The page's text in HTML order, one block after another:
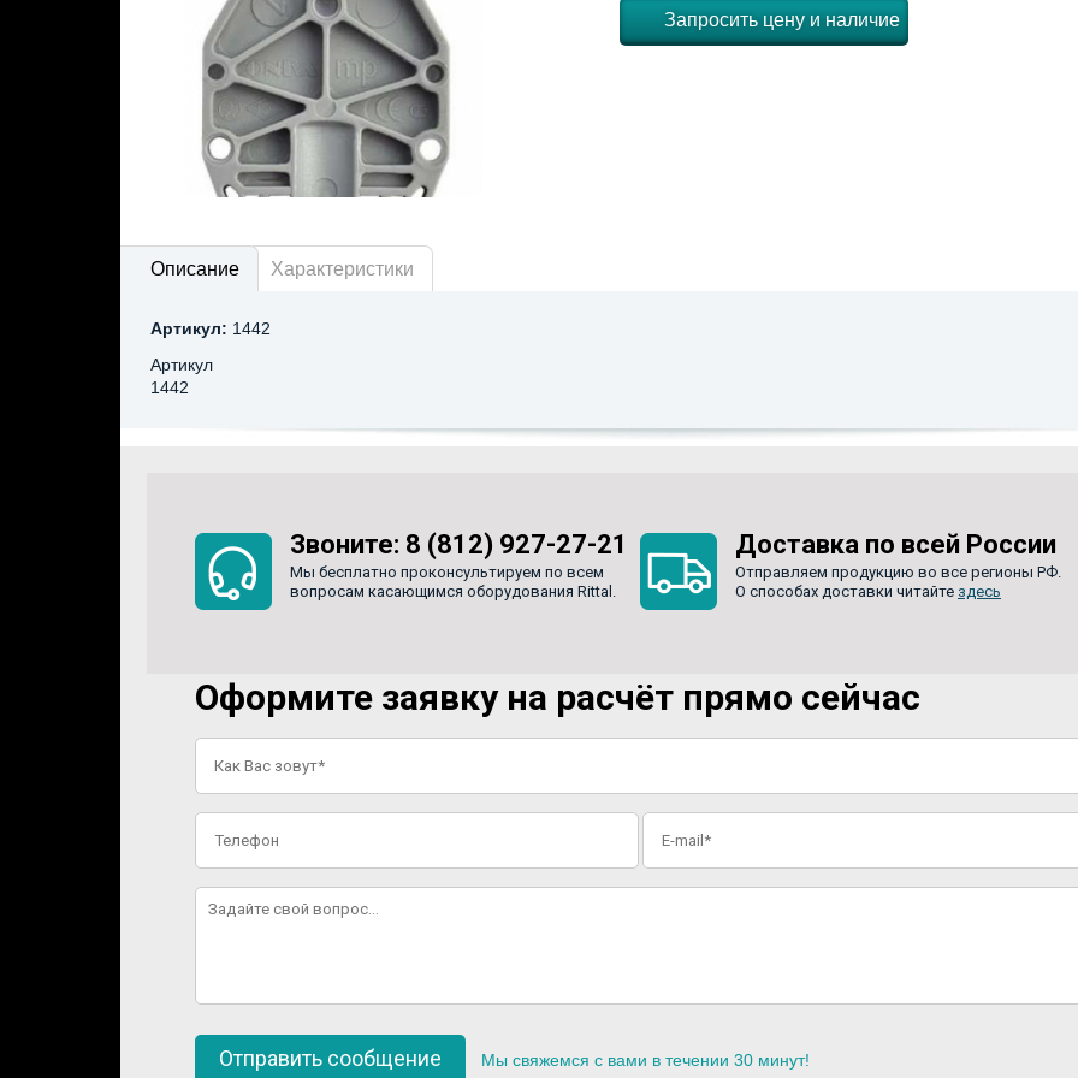
Запросить цену и наличие
Описание Характеристики
Артикул: 1442
Артикул
1442
Звоните: 8 (812) 927-27-21
Мы бесплатно проконсультируем по всем
вопросам касающимся оборудования Rittal.
Доставка по всей России
Отправляем продукцию во все регионы РФ.
О способах доставки читайте здесь
Оформите заявку на расчёт прямо сейчас
Мы свяжемся с вами в течении 30 минут!